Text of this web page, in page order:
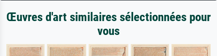
Œuvres d'art similaires sélectionnées pour
vous